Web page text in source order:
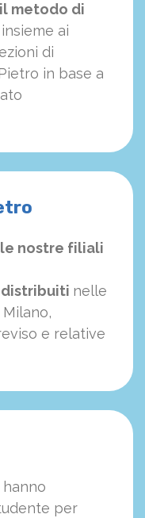
metodo di
insieme ai
zioni di
in base a
nostre filiali
distribuiti nelle
e relative
per